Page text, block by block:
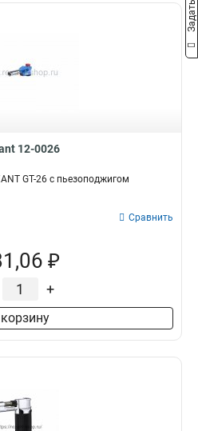
12-0026
GT-26 с пьезоподжигом
Сравнить
₽
+